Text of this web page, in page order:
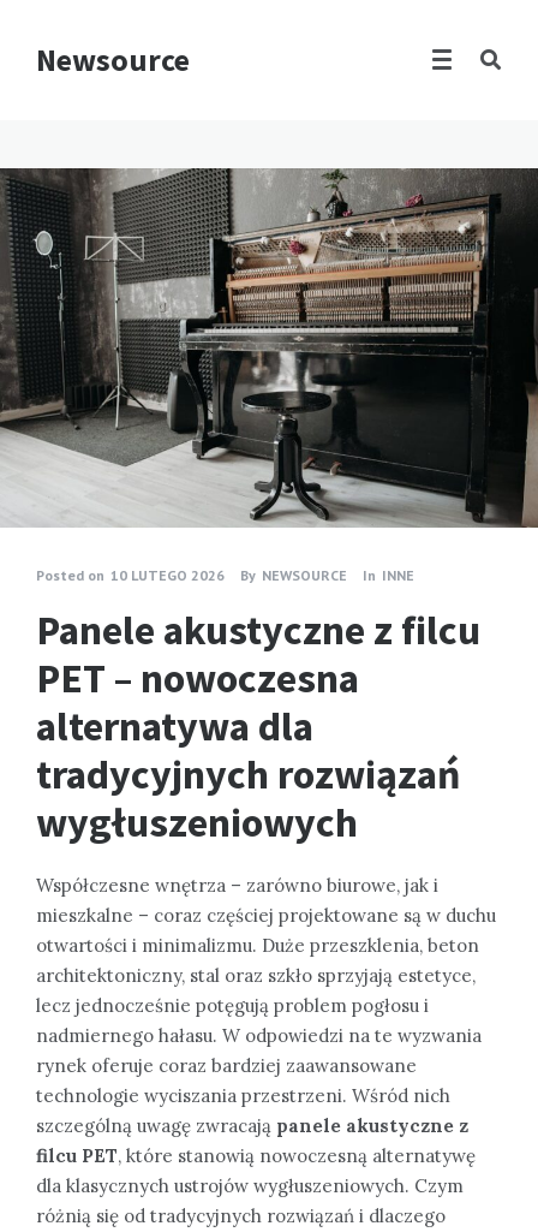
Newsource
Posted on 10 LUTEGO 2026 By NEWSOURCE In INNE
Panele akustyczne z filcu
PET – nowoczesna
alternatywa dla
tradycyjnych rozwiązań
wygłuszeniowych
Współczesne wnętrza – zarówno biurowe, jak i
mieszkalne – coraz częściej projektowane są w duchu
otwartości i minimalizmu. Duże przeszklenia, beton
architektoniczny, stal oraz szkło sprzyjają estetyce,
lecz jednocześnie potęgują problem pogłosu i
nadmiernego hałasu. W odpowiedzi na te wyzwania
rynek oferuje coraz bardziej zaawansowane
technologie wyciszania przestrzeni. Wśród nich
szczególną uwagę zwracają panele akustyczne z
filcu PET, które stanowią nowoczesną alternatywę
dla klasycznych ustrojów wygłuszeniowych. Czym
różnią się od tradycyjnych rozwiązań i dlaczego